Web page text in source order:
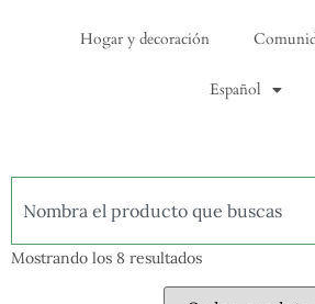
Hogar y decoración
Español
Mostrando los 8 resultados